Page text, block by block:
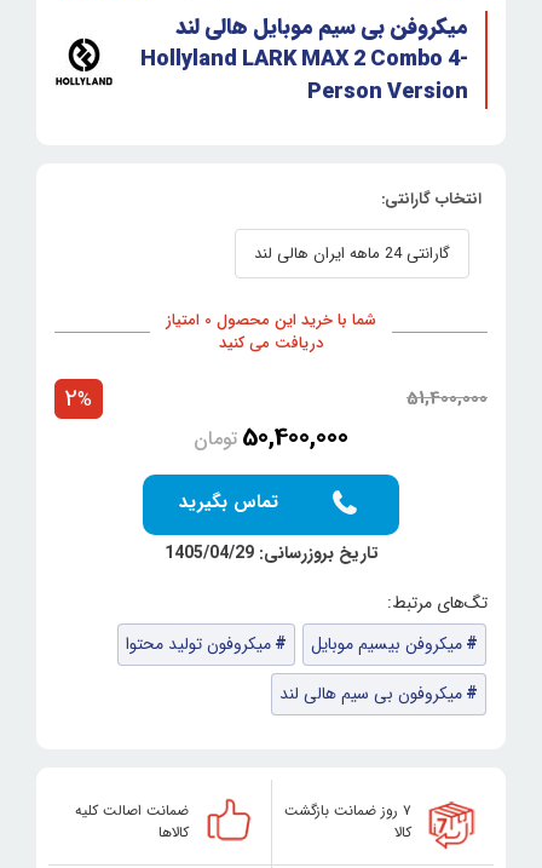
میکروفن بی سیم موبایل هالی لند
Hollyland LARK MAX 2 Combo 4-
Person Version
انتخاب گارانتی:
گارانتی 24 ماهه ایران هالی لند
شما با خرید این محصول 0 امتیاز
دریافت می کنید
51,400,000
50,400,000 تومان
2%
تماس بگیرید
تاریخ بروزرسانی: 1405/04/29
میکروفن بیسیم موبایل
میکروفون تولید محتوا
میکروفون بی سیم هالی لند
۷ روز ضمانت بازگشت
کالا
ضمانت اصالت کلیه
کالاها